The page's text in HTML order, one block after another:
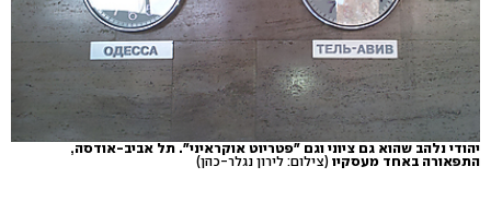
יהודי נלהב שהוא גם ציוני וגם "פטריוט אוקראיני". תל אביב-אודסה,
התפאורה באחד מעסקיו (צילום: לירון נגלר-כהן)